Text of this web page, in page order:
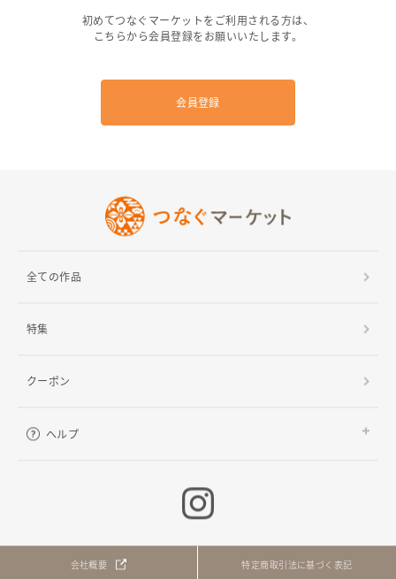
初めてつなぐマーケットをご利用される方は、
こちらから会員登録をお願いいたします。
会員登録
全ての作品
特集
クーポン
ヘルプ
会社概要 特定商取引法に基づく表記